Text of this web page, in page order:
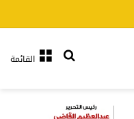
القائمةبحث عن